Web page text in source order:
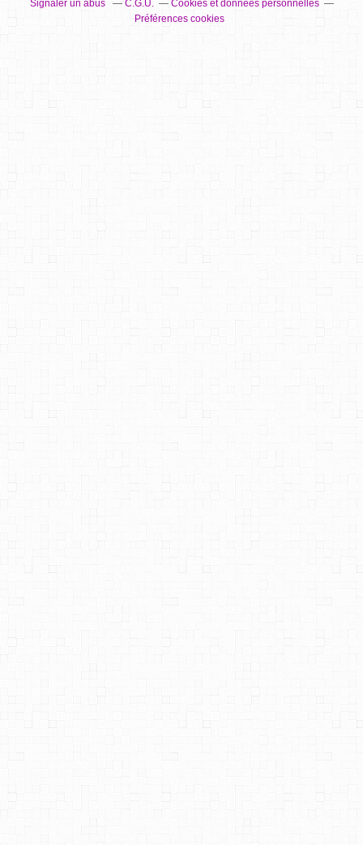
Signaler un abus C.G.U.
Cookies et données personnelles
Préférences cookies